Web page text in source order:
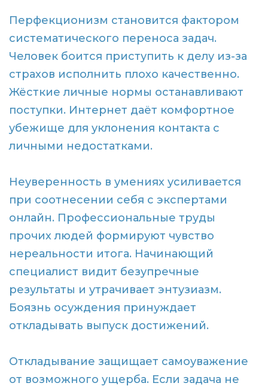
Перфекционизм становится фактором
систематического переноса задач.
Человек боится приступить к делу из-за
страхов исполнить плохо качественно.
Жёсткие личные нормы останавливают
поступки. Интернет даёт комфортное
убежище для уклонения контакта с
личными недостатками.
Неуверенность в умениях усиливается
при соотнесении себя с экспертами
онлайн. Профессиональные труды
прочих людей формируют чувство
нереальности итога. Начинающий
специалист видит безупречные
результаты и утрачивает энтузиазм.
Боязнь осуждения принуждает
откладывать выпуск достижений.
Откладывание защищает самоуважение
от возможного ущерба. Если задача не